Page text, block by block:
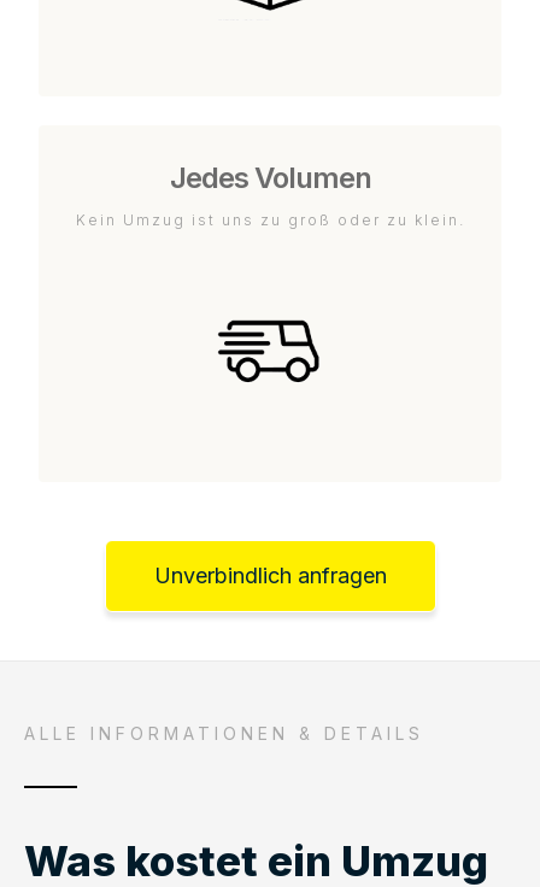
Jedes Volumen
Kein Umzug ist uns zu groß oder zu klein.
Unverbindlich anfragen
ALLE INFORMATIONEN & DETAILS
Was kostet ein Umzug